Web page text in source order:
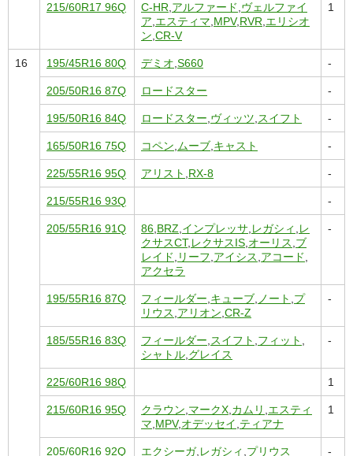
215/60R17 96Q C-HR アルファード ヴェルファイ
ア エスティマ MPV,RVR エリシオ
ン CR-V
1
16 195/45R16 80Q デミオ S660 -
205/50R16 87Q ロードスター -
195/50R16 84Q ロードスター ヴィッツ スイフト -
165/50R16 75Q コペン ムーブ キャスト -
225/55R16 95Q アリスト RX-8 -
215/55R16 93Q -
205/55R16 91Q 86 BRZ インプレッサ レガシィ レ
クサスCT, レクサスIS オーリス ブ
レイド リーフ アイシス アコード
アクセラ
-
195/55R16 87Q フィールダー キューブ ノート プ
リウス アリオン CR-Z
-
185/55R16 83Q フィールダー スイフト フィット
シャトル グレイス
-
225/60R16 98Q 1
215/60R16 95Q クラウン マークX カムリ エスティ
マ MPV,オデッセイ ティアナ
1
205/60R16 92Q エクシーガ, レガシィ プリウス -